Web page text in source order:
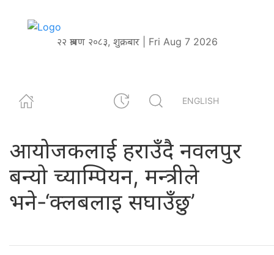
२२ श्रावण २०८३, शुक्रबार | Fri Aug 7 2026
ENGLISH
आयोजकलाई हराउँदै नवलपुर
बन्यो च्याम्पियन, मन्त्रीले
भने-‘क्लबलाइ सघाउँछु’